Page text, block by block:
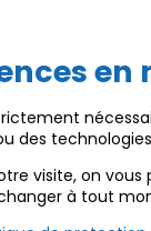
en
des
visite, on
à tout